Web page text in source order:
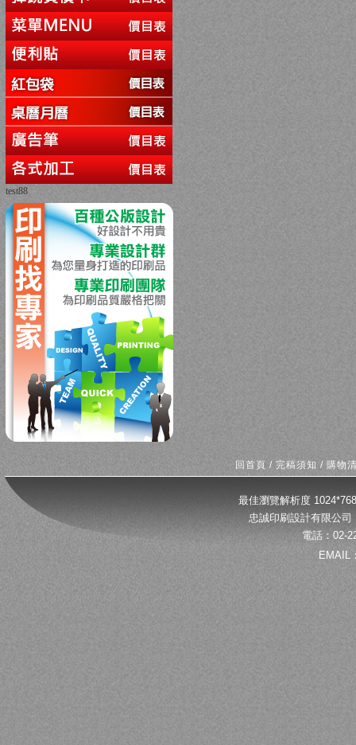
test88
回首頁 /完稿須知 /購物
最佳瀏覽解析度
忠誠印刷設計有限公
電話：02-
EMAIL